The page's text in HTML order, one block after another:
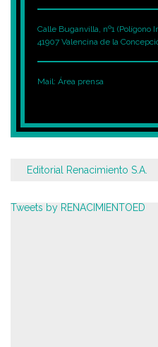
Calle Buganvilla, nº1 (Polígono
41907 Valencina de la
Mail: Área prensa
Editorial Renacimiento S.A.
Tweets by RENACIMIENTOED